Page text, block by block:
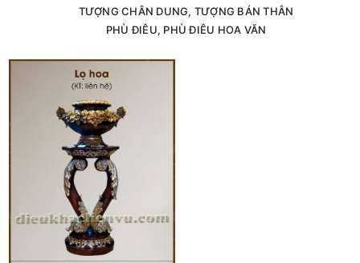
TƯỢNG CHÂN DUNG, TƯỢNG BÁN THÂN
PHÙ ĐIÊU, PHÙ ĐIÊU HOA VĂN